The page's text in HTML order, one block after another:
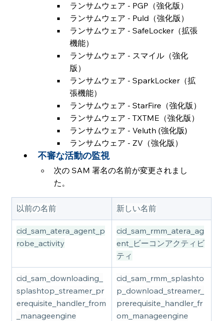
ランサムウェア - PGP（強化版）
ランサムウェア - Puld（強化版）
ランサムウェア - SafeLocker（拡張
機能）
ランサムウェア - スマイル（強化
版）
ランサムウェア - SparkLocker（拡
張機能）
ランサムウェア - StarFire（強化版）
ランサムウェア - TXTME（強化版）
ランサムウェア - Veluth (強化版)
ランサムウェア - ZV（強化版）
不審な活動の監視
次の SAM 署名の名前が変更されまし
た。
以前の名前 新しい名前
cid_sam_atera_agent_p
robe_activity
cid_sam_rmm_atera_ag
ent_ビーコンアクティビ
ティ
cid_sam_downloading_
splashtop_streamer_pr
erequisite_handler_from
_manageengine
cid_sam_rmm_splashto
p_download_streamer_
prerequisite_handler_fr
om_manageengine